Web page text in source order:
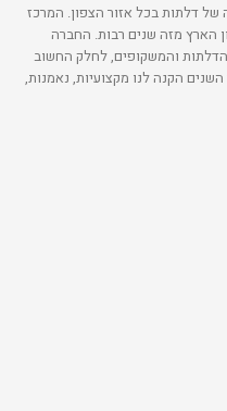
של דלתות בכל אזור הצפון. המרכז
הארץ מזה שנים רבות. החברה
את הדלתות והמשקופים, לחלק החשוב
הקנה לנו מקצועיות, נאמנות,